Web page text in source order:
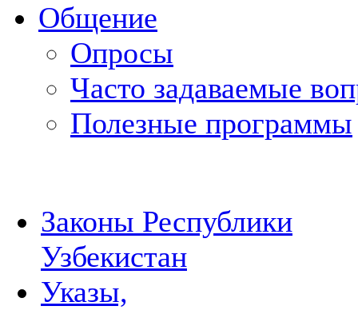
Общение
Опросы
Часто задаваемые
Полезные программы
Законы Республики
Узбекистан
Указы,